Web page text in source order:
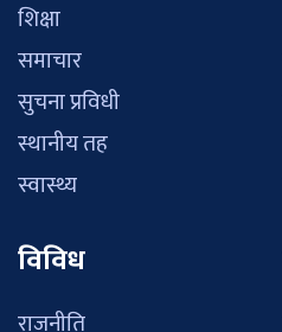
शिक्षा
समाचार
सुचना प्रविधी
स्थानीय तह
स्वास्थ्य
विविध
राजनीति